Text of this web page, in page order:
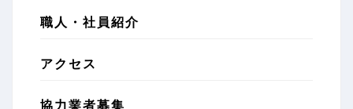
職人・社員紹介
アクセス
協力業者募集